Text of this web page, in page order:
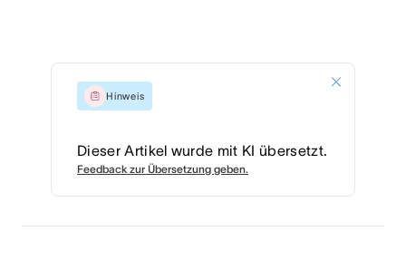
Hinweis
Dieser Artikel wurde mit KI übersetzt.
Feedback zur Übersetzung geben.